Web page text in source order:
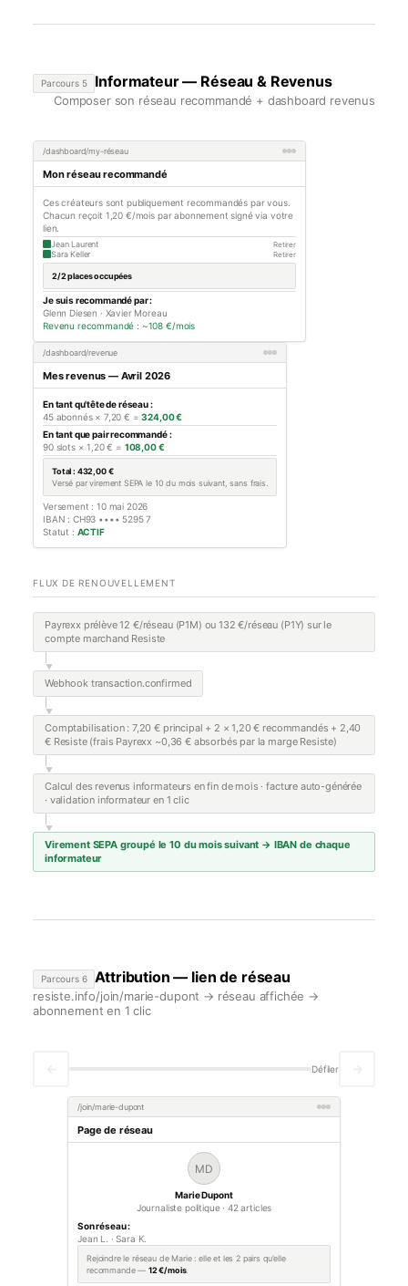
Parcours 5 Informateur — Réseau & Revenus
Composer son réseau recommandé + dashboard revenus
/dashboard/my-réseau
Mon réseau recommandé
Ces créateurs sont publiquement recommandés par vous.
Chacun reçoit 1,20 €/mois par abonnement signé via votre
lien.
Jean Laurent Retirer
Sara Keller Retirer
2/2 places occupées
Je suis recommandé par :
Glenn Diesen · Xavier Moreau
Revenu recommandé : ~108 €/mois
/dashboard/revenue
Mes revenus — Avril 2026
En tant qu'tête de réseau :
45 abonnés × 7,20 € =324,00 €
En tant que pair recommandé :
90 slots × 1,20 € = 108,00 €
Total : 432,00 €
Versé par virement SEPA le 10 du mois suivant, sans frais.
Versement : 10 mai 2026
IBAN : CH93 •••• 5295 7
Statut : ACTIF
FLUX DE RENOUVELLEMENT
Payrexx prélève 12 €/réseau (P1M) ou 132 €/réseau (P1Y) sur le
compte marchand Resiste
▼
Webhook transaction.confirmed
▼
Comptabilisation : 7,20 € principal + 2 × 1,20 € recommandés + 2,40
€ Resiste (frais Payrexx ~0,36 € absorbés par la marge Resiste)
▼
Calcul des revenus informateurs en fin de mois · facture auto-générée
· validation informateur en 1 clic
▼
Virement SEPA groupé le 10 du mois suivant → IBAN de chaque
informateur
Parcours 6 Attribution — lien de réseau
resiste.info/join/marie-dupont → réseau affichée →
abonnement en 1 clic
Défiler
/join/marie-dupont
Page de réseau
MD
Marie Dupont
Journaliste politique · 42 articles
Son réseau :
Jean L. · Sara K.
Rejoindre le réseau de Marie : elle et les 2 pairs qu'elle
recommande — 12 €/mois.